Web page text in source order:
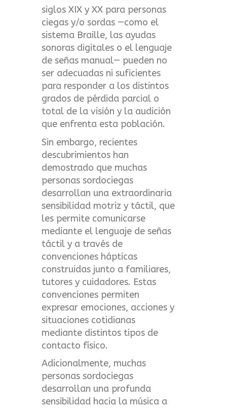
siglos XIX y XX para personas
ciegas y/o sordas —como el
sistema Braille, las ayudas
sonoras digitales o el lenguaje
de señas manual— pueden no
ser adecuadas ni suficientes
para responder a los distintos
grados de pérdida parcial o
total de la visión y la audición
que enfrenta esta población.
Sin embargo, recientes
descubrimientos han
demostrado que muchas
personas sordociegas
desarrollan una extraordinaria
sensibilidad motriz y táctil, que
les permite comunicarse
mediante el lenguaje de señas
táctil y a través de
convenciones hápticas
construidas junto a familiares,
tutores y cuidadores. Estas
convenciones permiten
expresar emociones, acciones y
situaciones cotidianas
mediante distintos tipos de
contacto físico.
Adicionalmente, muchas
personas sordociegas
desarrollan una profunda
sensibilidad hacia la música a